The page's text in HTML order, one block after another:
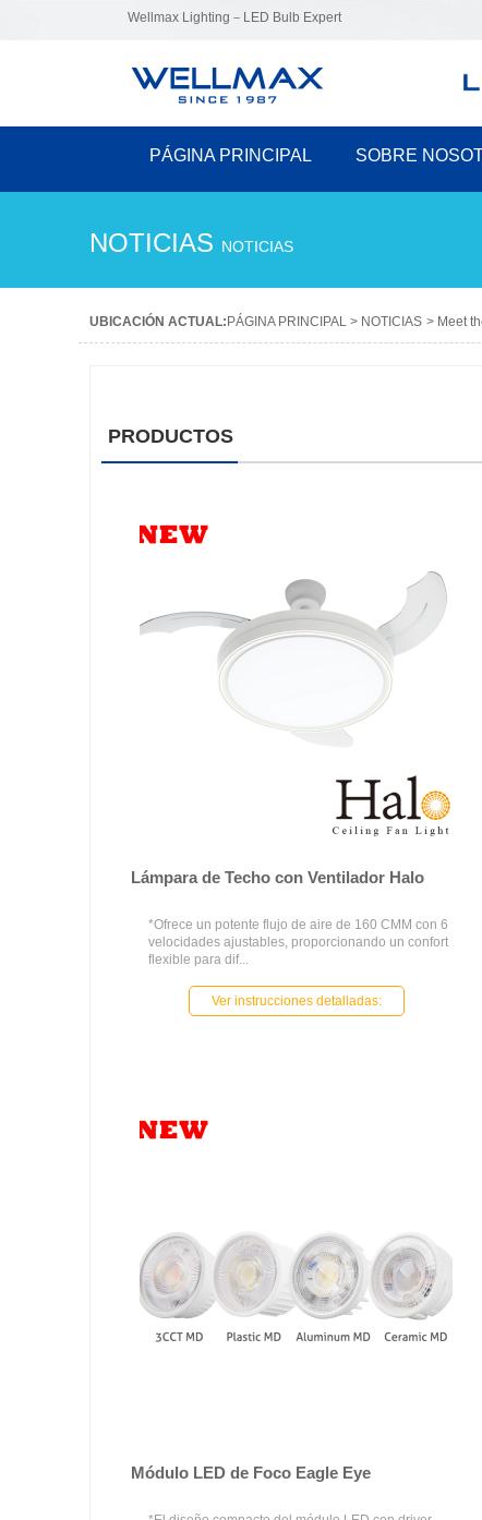
Wellmax Lighting－LED Bulb Expert
PÁGINA PRINCIPAL SOBRE
NOTICIAS NOTICIAS
UBICACIÓN ACTUAL: PÁGINA PRINCIPAL > NOTICIAS > Meet
PRODUCTOS
Lámpara de Techo con Ventilador Halo
*Ofrece un potente flujo de aire de 160 CMM con 6
velocidades ajustables, proporcionando un confort
flexible para dif...
Ver instrucciones detalladas:
Módulo LED de Foco Eagle Eye